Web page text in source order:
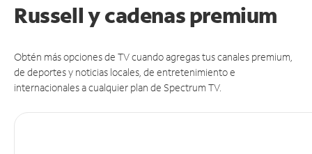
Russell y cadenas premium
Obtén más opciones de TV cuando agregas tus canales premium,
de deportes y noticias locales, de entretenimiento e
internacionales a cualquier plan de Spectrum TV.